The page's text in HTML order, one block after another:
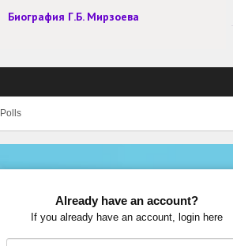
Биография Г.Б. Мирзоева
Polls
Already have an account?
If you already have an account, login here